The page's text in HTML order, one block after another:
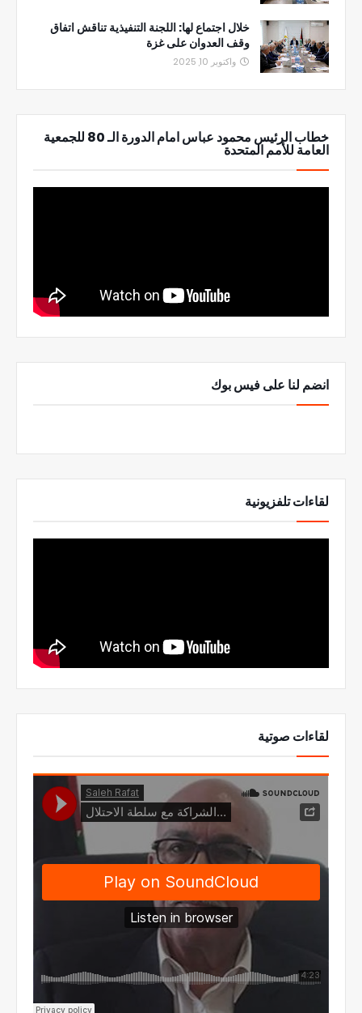
خلال اجتماع لها: اللجنة التنفيذية تناقش اتفاق
وقف العدوان على غزة
واكتوبر 10, 2025
خطاب الرئيس محمود عباس امام الدورة الـ 80 للجمعية
العامة للأمم المتحدة
انضم لنا على فيس بوك
لقاءات تلفزيونية
لقاءات صوتية